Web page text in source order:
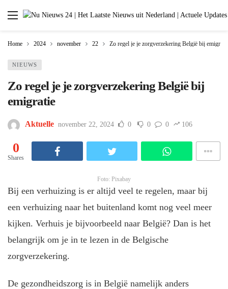
Home 2024 november 22 Zo regel je je zorgverzekering België bij emigratie
NIEUWS
Zo regel je je zorgverzekering België bij
emigratie
Aktuelle november 22, 2024 0 0 0 106
0
Shares
Foto: Pixabay
Bij een verhuizing is er altijd veel te regelen, maar bij
een verhuizing naar het buitenland komt nog veel meer
kijken. Verhuis je bijvoorbeeld naar België? Dan is het
belangrijk om je in te lezen in de Belgische
zorgverzekering.
De gezondheidszorg is in België namelijk anders